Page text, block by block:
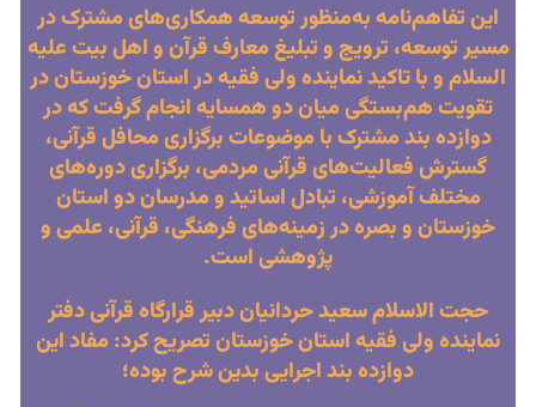
این تفاهم‌نامه به‌منظور توسعه همکاری‌های مشترک در
مسیر توسعه، ترویج و تبلیغ معارف قرآن و اهل بیت علیه
السلام و با تاکید نماینده ولی فقیه در استان خوزستان در
تقویت هم‌بستگی میان دو همسایه انجام گرفت که در
دوازده بند مشترک با موضوعات برگزاری محافل قرآنی،
گسترش فعالیت‌های قرآنی مردمی، برگزاری دوره‌های
مختلف آموزشی، تبادل اساتید و مدرسان دو استان
خوزستان و بصره در زمینه‌های فرهنگی، قرآنی، علمی و
پژوهشی است.
حجت الاسلام سعید حردانیان دبیر قرارگاه قرآنی دفتر
نماینده ولی فقیه استان خوزستان تصریح کرد: مفاد این
دوازده بند اجرایی بدین شرح بوده؛